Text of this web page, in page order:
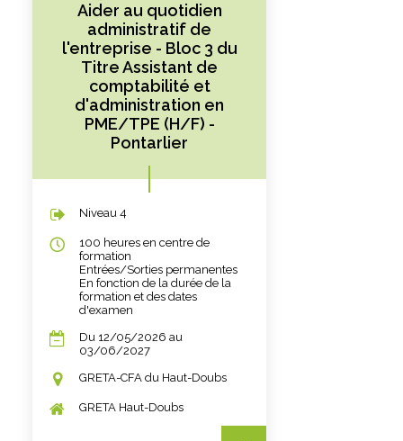
Aider au quotidien
administratif de
l'entreprise - Bloc 3 du
Titre Assistant de
comptabilité et
d'administration en
PME/TPE (H/F) -
Pontarlier
Niveau 4
100 heures en centre de
formation
Entrées/Sorties permanentes
En fonction de la durée de la
formation et des dates
d'examen
Du 12/05/2026 au
03/06/2027
GRETA-CFA du Haut-Doubs
GRETA Haut-Doubs